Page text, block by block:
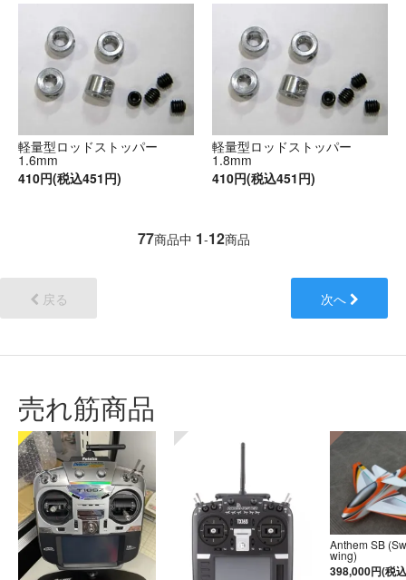
軽量型ロッドストッパー
1.6mm
410円(税込451円)
軽量型ロッドストッパー
1.8mm
410円(税込451円)
77商品中 1-12商品
戻る 次へ
売れ筋商品
Anthem SB
wing)
398,000円(税